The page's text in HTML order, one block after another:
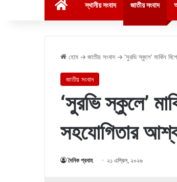
স্থানীয় সংবাদ জাতীয় সংবাদ
হোম → জাতীয় সংবাদ → ‘সুরভি স্কুলে’ মার্কিন
জাতীয় সংবাদ
‘সুরভি স্কুলে’
সহযোগিতার
দৈনিক প্রবাহ ২১ এপ্রিল, ২০২৬